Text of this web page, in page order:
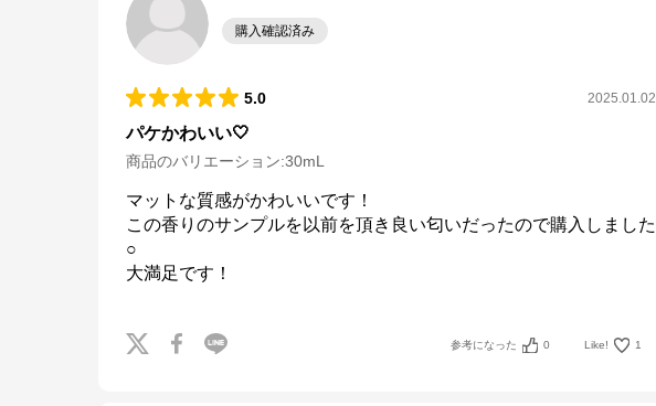
購入確認済み
5.0 2025.01.02
パケかわいい🤍
商品のバリエーション:30mL
マットな質感がかわいいです！
この香りのサンプルを以前を頂き良い匂いだったので購入しました
○
大満足です！
参考になった 0 Like! 1